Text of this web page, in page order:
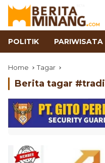
POLITIK PARIWISATA
Home Tagar
Berita tagar #